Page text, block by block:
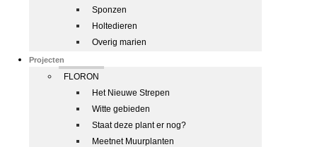
Sponzen
Holtedieren
Overig marien
Projecten
FLORON
Het Nieuwe Strepen
Witte gebieden
Staat deze plant er nog?
Meetnet Muurplanten